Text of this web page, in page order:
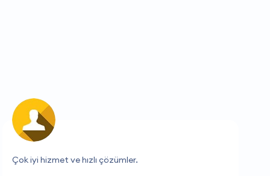
Her zaman güvenilir ve yardımseverler.